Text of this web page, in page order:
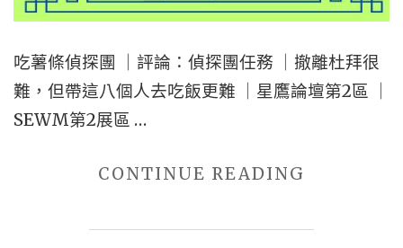
壇
2
區
吃薯條偵探團 ｜評論：偵探團任務 ｜撤離杜拜很
難，但帶這八個人去吃飯更難 ｜星鷹論壇第2區 ｜
SEWM第2展區 …
CONTINUE READING
條